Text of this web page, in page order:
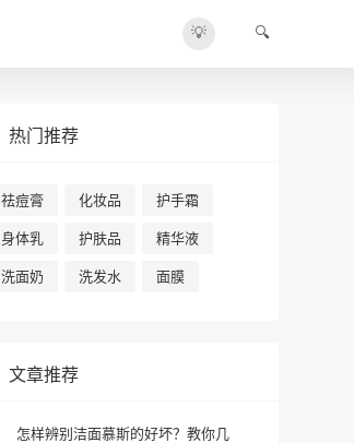
💡 🔍
热门推荐
祛痘膏 化妆品 护手霜
身体乳 护肤品 精华液
洗面奶 洗发水 面膜
文章推荐
怎样辨别洁面慕斯的好坏？教你几